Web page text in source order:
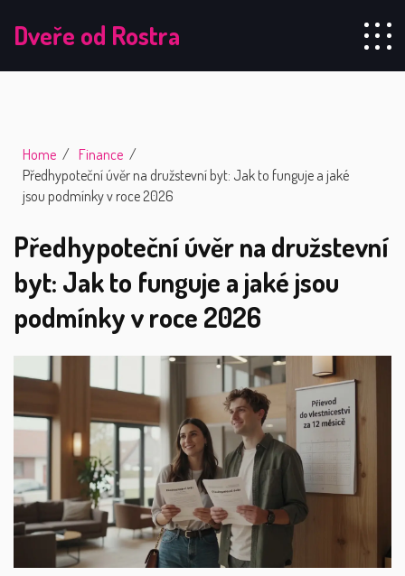
Dveře od Rostra
Home
Finance
Předhypoteční úvěr na družstevní byt: Jak to funguje a jaké
jsou podmínky v roce 2026
Předhypoteční úvěr na družstevní
byt: Jak to funguje a jaké jsou
podmínky v roce 2026